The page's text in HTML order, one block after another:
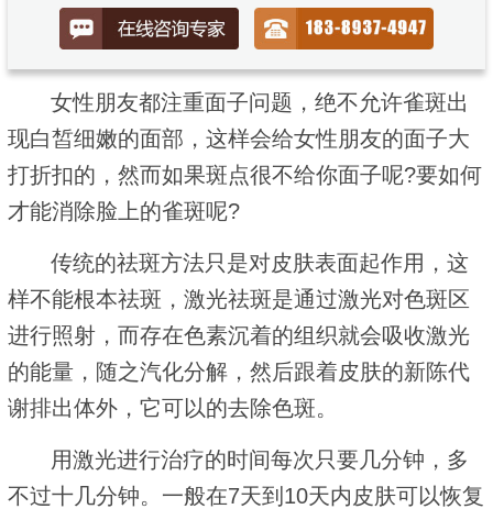
女性朋友都注重面子问题，绝不允许雀斑出
现白皙细嫩的面部，这样会给女性朋友的面子大
打折扣的，然而如果斑点很不给你面子呢?要如何
才能消除脸上的雀斑呢?
传统的祛斑方法只是对皮肤表面起作用，这
样不能根本祛斑，激光祛斑是通过激光对色斑区
进行照射，而存在色素沉着的组织就会吸收激光
的能量，随之汽化分解，然后跟着皮肤的新陈代
谢排出体外，它可以的去除色斑。
用激光进行治疗的时间每次只要几分钟，多
不过十几分钟。一般在7天到10天内皮肤可以恢复